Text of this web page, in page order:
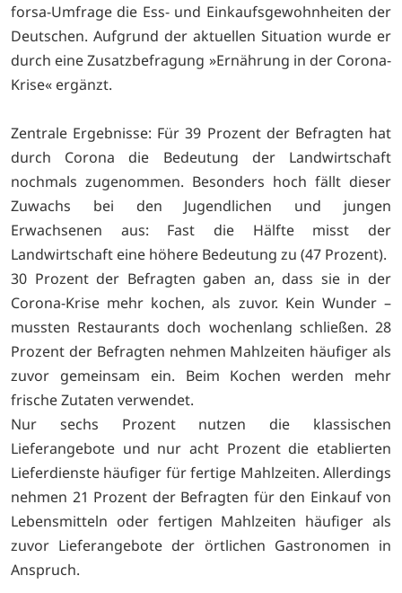
forsa-Umfrage die Ess- und Einkaufsgewohnheiten der
Deutschen. Aufgrund der aktuellen Situation wurde er
durch eine Zusatzbefragung »Ernährung in der Corona-
Krise« ergänzt.
Zentrale Ergebnisse: Für 39 Prozent der Befragten hat
durch Corona die Bedeutung der Landwirtschaft
nochmals zugenommen. Besonders hoch fällt dieser
Zuwachs bei den Jugendlichen und jungen
Erwachsenen aus: Fast die Hälfte misst der
Landwirtschaft eine höhere Bedeutung zu (47 Prozent).
30 Prozent der Befragten gaben an, dass sie in der
Corona-Krise mehr kochen, als zuvor. Kein Wunder –
mussten Restaurants doch wochenlang schließen. 28
Prozent der Befragten nehmen Mahlzeiten häufiger als
zuvor gemeinsam ein. Beim Kochen werden mehr
frische Zutaten verwendet.
Nur sechs Prozent nutzen die klassischen
Lieferangebote und nur acht Prozent die etablierten
Lieferdienste häufiger für fertige Mahlzeiten. Allerdings
nehmen 21 Prozent der Befragten für den Einkauf von
Lebensmitteln oder fertigen Mahlzeiten häufiger als
zuvor Lieferangebote der örtlichen Gastronomen in
Anspruch.